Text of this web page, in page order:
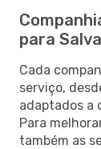
para
Cada
serviço,
adaptados a
Para
também as